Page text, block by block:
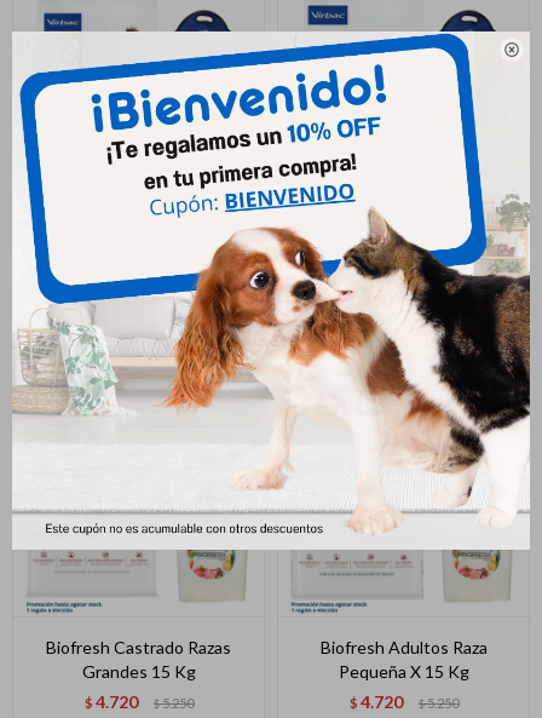

Hpm Adulto Con Salmon Gato
4.599 $4.872
Hpm Adulto S&t Perro 7 Kg
$3.545 $ 3.939
Biofresh Castrado Razas
Grandes 15 Kg
$ 4.720 $5.250
Biofresh Adultos Raza
Pequeña X 15 Kg
$ 4.720 $5.250